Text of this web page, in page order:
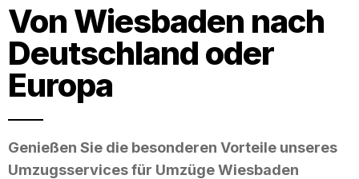
Von Wiesbaden nach
Deutschland oder
Europa
Genießen Sie die besonderen Vorteile unseres
Umzugsservices für Umzüge Wiesbaden